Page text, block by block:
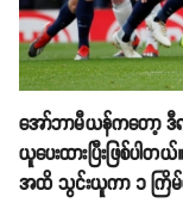
အော်ဘာမီယန်ကတော့
ယူပေးထားပြီးဖြစ်ပါတ
အထိ သွင်းယူကာ ၁ ကြိမ်